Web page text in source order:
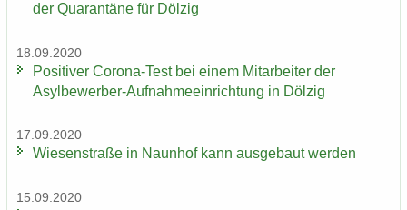
der Qua­ran­tä­ne für Döl­zig
18.09.2020
Po­si­ti­ver Corona-​Test bei einem Mit­ar­bei­ter der
Asylbewerber-​Aufnahmeeinrichtung in Döl­zig
17.09.2020
Wie­sen­stra­ße in Naun­hof kann aus­ge­baut wer­den
15.09.2020